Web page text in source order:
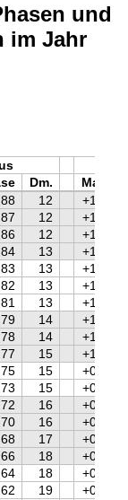
und
im Jahr
Dm. Mag
12
+1,5
12
+1,4
12
+1,4
13
+1,3
13
+1,3
13
+1,2
13
+1,2
14
+1,1
14
+1,0
15
+1,0
15
+0,9
15
+0,8
16
+0,7
16
+0,6
17
+0,6
18
+0,5
18
+0,4
19
+0,3